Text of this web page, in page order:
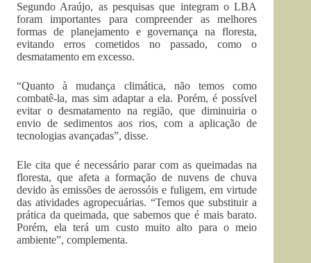
Segundo Araújo, as pesquisas que integram o LBA
foram importantes para compreender as melhores
formas de planejamento e governança na floresta,
evitando erros cometidos no passado, como o
desmatamento em excesso.
“Quanto à mudança climática, não temos como
combatê-la, mas sim adaptar a ela. Porém, é possível
evitar o desmatamento na região, que diminuiria o
envio de sedimentos aos rios, com a aplicação de
tecnologias avançadas”, disse.
Ele cita que é necessário parar com as queimadas na
floresta, que afeta a formação de nuvens de chuva
devido às emissões de aerossóis e fuligem, em virtude
das atividades agropecuárias. “Temos que substituir a
prática da queimada, que sabemos que é mais barato.
Porém, ela terá um custo muito alto para o meio
ambiente”, complementa.